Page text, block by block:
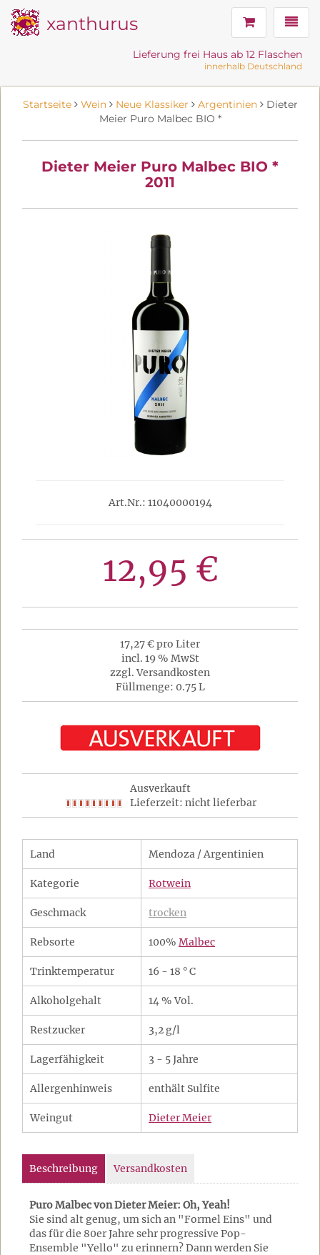
xanthurus
Lieferung frei Haus ab 12 Flaschen
innerhalb Deutschland
Startseite Wein Neue Klassiker Argentinien Dieter
Meier Puro Malbec BIO *
Dieter Meier Puro Malbec BIO *
2011
Art.Nr.: 11040000194
12,95 €
17,27 € pro Liter
incl. 19 % MwSt
zzgl. Versandkosten
Füllmenge: 0.75 L
Ausverkauft
Lieferzeit: nicht lieferbar
Land Mendoza / Argentinien
Kategorie Rotwein
Geschmack trocken
Rebsorte 100% Malbec
Trinktemperatur 16 - 18 ° C
Alkoholgehalt 14 % Vol.
Restzucker 3,2 g/l
Lagerfähigkeit 3 - 5 Jahre
Allergenhinweis enthält Sulfite
Weingut Dieter Meier
Beschreibung Versandkosten
Puro Malbec von Dieter Meier: Oh, Yeah!
Sie sind alt genug, um sich an "Formel Eins" und
das für die 80er Jahre sehr progressive Pop-
Ensemble "Yello" zu erinnern? Dann werden Sie